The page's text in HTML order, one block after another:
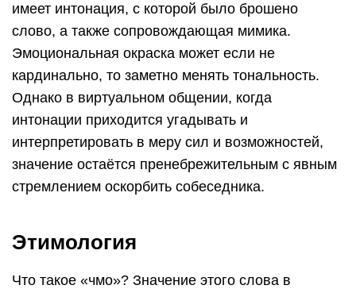
имеет интонация, с которой было брошено
слово, а также сопровождающая мимика.
Эмоциональная окраска может если не
кардинально, то заметно менять тональность.
Однако в виртуальном общении, когда
интонации приходится угадывать и
интерпретировать в меру сил и возможностей,
значение остаётся пренебрежительным с явным
стремлением оскорбить собеседника.
Этимология
Что такое «чмо»? Значение этого слова в